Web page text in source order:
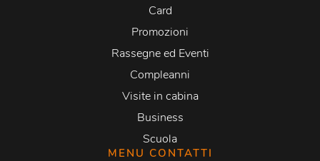
Card
Promozioni
Rassegne ed Eventi
Compleanni
Visite in cabina
Business
Scuola
MENU CONTATTI